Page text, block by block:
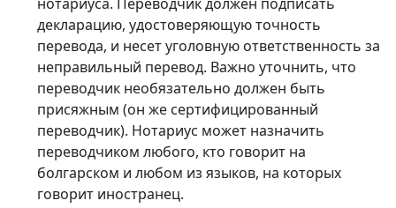
декларацию, удостоверяющую точность
перевода, и несет уголовную ответственность за
неправильный перевод. Важно уточнить, что
переводчик необязательно должен быть
присяжным (он же сертифицированный
переводчик). Нотариус может назначить
переводчиком любого, кто говорит на
болгарском и любом из языков, на которых
говорит иностранец.